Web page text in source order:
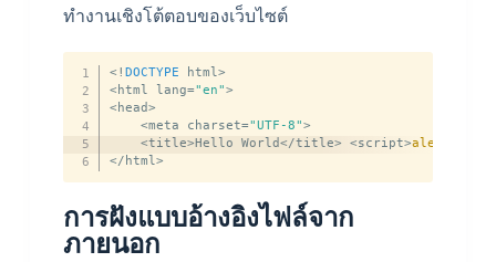
ทำงานเชิงโต้ตอบของเว็บไซต์
< ! DOCTYPE html>
< html lang="en">
< head>
<meta charset="UTF-8">
<title>Hello World</title> <script>alert
</ html>
การฝังแบบอ้างอิงไฟล์จาก
ภายนอก